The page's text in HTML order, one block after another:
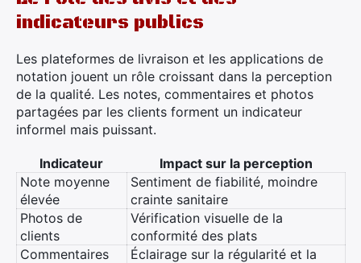
indicateurs publics
Les plateformes de livraison et les applications de
notation jouent un rôle croissant dans la perception
de la qualité. Les notes, commentaires et photos
partagées par les clients forment un indicateur
informel mais puissant.
Indicateur
Impact sur la perception
Note moyenne
élevée
Sentiment de fiabilité, moindre
crainte sanitaire
Photos de
clients
Vérification visuelle de la
conformité des plats
Commentaires
Éclairage sur la régularité et la